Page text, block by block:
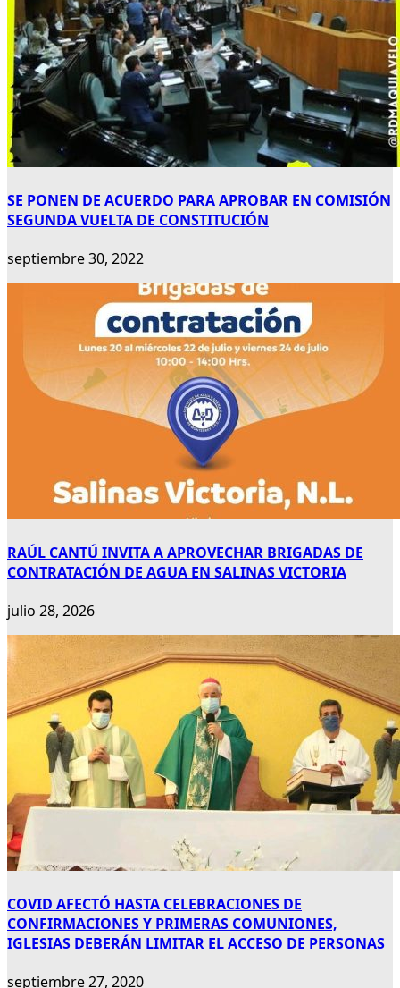
SE PONEN DE ACUERDO PARA APROBAR EN COMISIÓN
SEGUNDA VUELTA DE CONSTITUCIÓN
septiembre 30, 2022
RAÚL CANTÚ INVITA A APROVECHAR BRIGADAS DE
CONTRATACIÓN DE AGUA EN SALINAS VICTORIA
julio 28, 2026
COVID AFECTÓ HASTA CELEBRACIONES DE
CONFIRMACIONES Y PRIMERAS COMUNIONES,
IGLESIAS DEBERÁN LIMITAR EL ACCESO DE PERSONAS
septiembre 27, 2020